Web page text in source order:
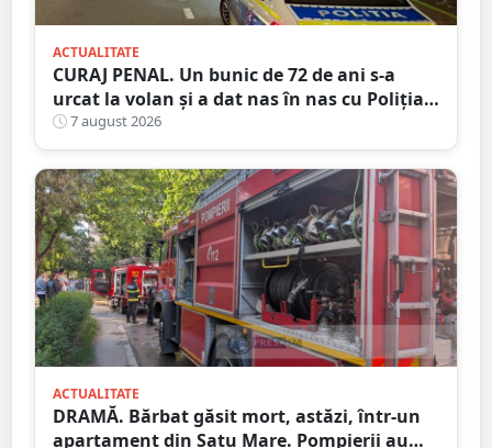
ACTUALITATE
CURAJ PENAL. Un bunic de 72 de ani s-a
urcat la volan și a dat nas în nas cu Poliția
Satu Mare
7 august 2026
ACTUALITATE
DRAMĂ. Bărbat găsit mort, astăzi, într-un
apartament din Satu Mare. Pompierii au